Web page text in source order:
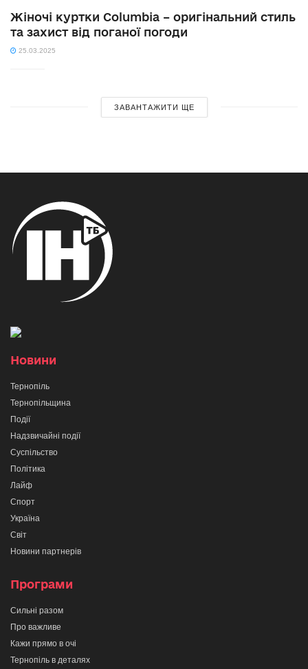
Жіночі куртки Columbia – оригінальний стиль
та захист від поганої погоди
25.03.2025
ЗАВАНТАЖИТИ ЩЕ
Новини
Тернопіль
Тернопільщина
Події
Надзвичайні події
Суспільство
Політика
Лайф
Спорт
Україна
Світ
Новини партнерів
Програми
Сильні разом
Про важливе
Кажи прямо в очі
Тернопіль в деталях